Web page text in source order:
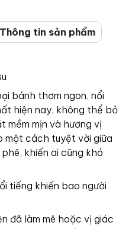
Thông tin sản phẩm
bánh thơm ngon, nổi
hiện nay, không thể bỏ
mềm mịn và hương vị
một cách tuyệt vời giữa
khiến ai cũng khó
tiếng khiến bao người
đã làm mê hoặc vị giác